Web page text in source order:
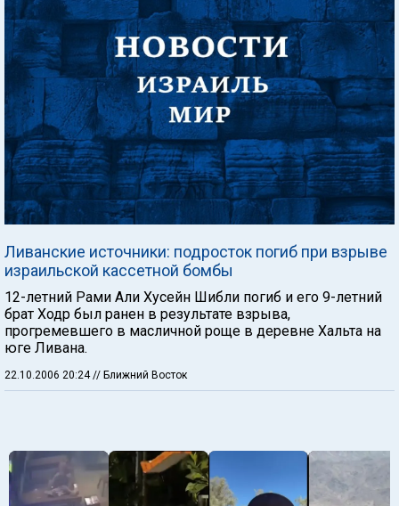
Ливанские источники: подросток погиб при взрыве
израильской кассетной бомбы
12-летний Рами Али Хусейн Шибли погиб и его 9-летний
брат Ходр был ранен в результате взрыва,
прогремевшего в масличной роще в деревне Хальта на
юге Ливана.
22.10.2006 20:24 // Ближний Восток